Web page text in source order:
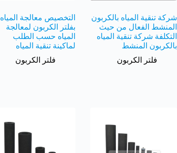
شركة تنقية المياه بالكربون
المنشط الفعال من حيث
التكلفة شركة تنقية المياه
بالكربون المنشط
فلتر الكربون
التخصيص معالجة المياه
بفلتر الكربون لمعالجة
المياه حسب الطلب
لماكينة تنقية المياه
فلتر الكربون